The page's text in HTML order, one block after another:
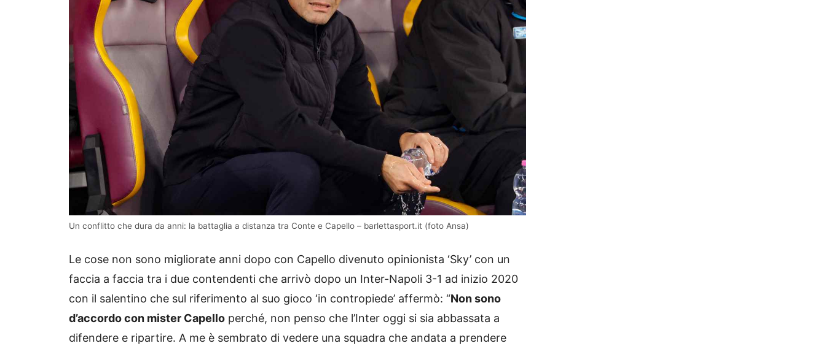
Un conflitto che dura da anni: la battaglia a distanza tra Conte e Capello – barlettasport.it (foto Ansa)
Le cose non sono migliorate anni dopo con Capello divenuto opinionista ‘Sky’ con un
faccia a faccia tra i due contendenti che arrivò dopo un Inter-Napoli 3-1 ad inizio 2020
con il salentino che sul riferimento al suo gioco ‘in contropiede’ affermò: “Non sono
d’accordo con mister Capello perché, non penso che l’Inter oggi si sia abbassata a
difendere e ripartire. A me è sembrato di vedere una squadra che andata a prendere